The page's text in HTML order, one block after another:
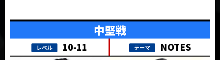
NOTES